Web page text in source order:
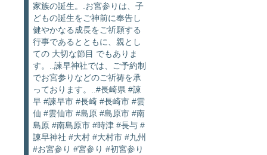
家族の誕生。.お宮参りは、子
どもの誕生をご神前に奉告し
健やかなる成長をご祈願する
行事であるとともに、親とし
ての 大切な節目 でもありま
す。..諫早神社では、ご予約制
でお宮参りなどのご祈祷を承
っております。..#長崎県 #諫
早 #諫早市 #長崎 #長崎市 #雲
仙 #雲仙市 #島原 #島原市 #南
島原 #南島原市 #時津 #長与 #
諫早神社 #大村 #大村市 #九州
#お宮参り #宮参り #初宮参り